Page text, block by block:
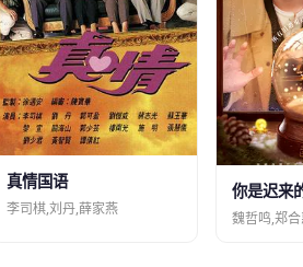
真情国语
李司棋,刘丹,薛家燕
你是迟来
魏哲鸣,郑